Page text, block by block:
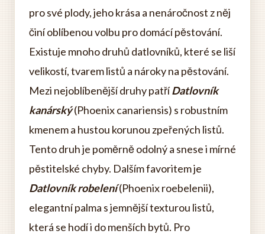
pro své plody, jeho krása a nenáročnost z něj
činí oblíbenou volbu pro domácí pěstování.
Existuje mnoho druhů datlovníků, které se liší
velikostí, tvarem listů a nároky na pěstování.
Mezi nejoblíbenější druhy patříDatlovník
kanárský(Phoenix canariensis) s robustním
kmenem a hustou korunou zpeřených listů.
Tento druh je poměrně odolný a snese i mírné
pěstitelské chyby. Dalším favoritem je
Datlovník robelení(Phoenix roebelenii),
elegantní palma s jemnější texturou listů,
která se hodí i do menších bytů. Pro